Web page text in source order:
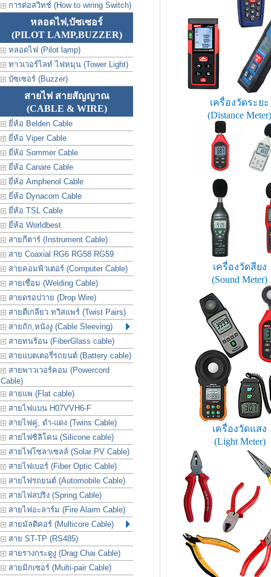
การต่อสวิทช์ (How to wiring Switch)
หลอดไฟ,บัซเซอร์
(PILOT LAMP,BUZZER)
หลอดไฟ (Pilot lamp)
ทาวเวอร์ไลท์ ไฟหมุน (Tower Light)
บัซเซอร์ (Buzzer)
สายไฟ สายสัญญาณ
(CABLE & WIRE)
ยี่ห้อ Belden Cable
ยี่ห้อ Viper Cable
ยี่ห้อ Sommer Cable
ยี่ห้อ Canare Cable
ยี่ห้อ Amphenol Cable
ยี่ห้อ Dynacom Cable
ยี่ห้อ TSL Cable
ยี่ห้อ Worldbest
สายกีตาร์ (Instrument Cable)
สาย Coaxial RG6 RG58 RG59
สายคอมพิวเตอร์ (Computer Cable)
สายเชื่อม (Welding Cable)
สายดรอปวาย (Drop Wire)
สายตีเกลียว ทวิสแพร์ (Twist Pairs)
สายถัก,หนังงู (Cable Sleeving)
สายทนร้อน (FiberGlass cable)
สายแบตเตอรี่รถยนต์ (Battery cable)
สายพาวเวอร์คอม (Powercord
Cable)
สายแพ (Flat cable)
สายไฟแบน H07VVH6-F
สายไฟคู่, ดำ-แดง (Twins Cable)
สายไฟซิลิโคน (Silicone cable)
สายไฟโซลาเซลล์ (Solar PV Cable)
สายไฟเบอร์ (Fiber Optic Cable)
สายไฟรถยนต์ (Automobile Cable)
สายไฟสปริง (Spring Cable)
สายไฟอะลาร์ม (Fire Alarm Cable)
สายมัลติคอร์ (Multicore Cable)
สาย ST-TP (RS485)
สายรางกระดูงู (Drag Chai Cable)
สายมิกเซอร์ (Multi-pair Cable)
เครื่องวัดระยะ
(Distance Meter)
เครื่องวัดสียง
(Sound Meter)
เครื่องวัดแสง
(Light Meter)